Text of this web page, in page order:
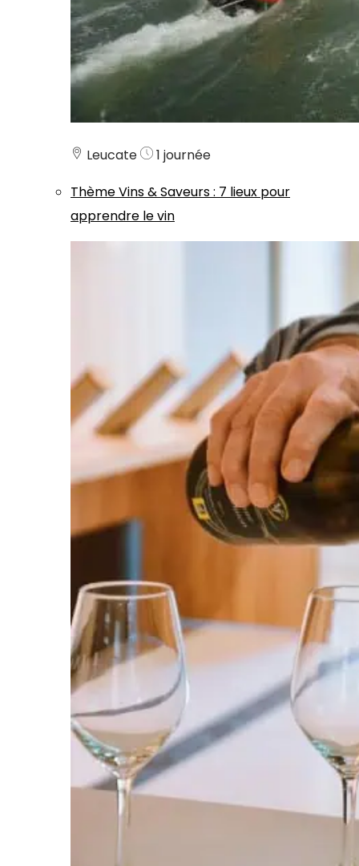
Leucate
1 journée
ThèmeVins & Saveurs: 7 lieux pour
apprendre le vin